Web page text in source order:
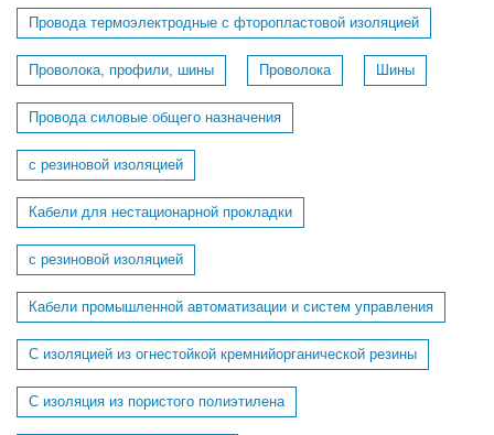
Провода термоэлектродные с фторопластовой изоляцией
Проволока, профили, шины Проволока Шины
Провода силовые общего назначения
с резиновой изоляцией
Кабели для нестационарной прокладки
с резиновой изоляцией
Кабели промышленной автоматизации и систем управления
С изоляцией из огнестойкой кремнийорганической резины
С изоляция из пористого полиэтилена